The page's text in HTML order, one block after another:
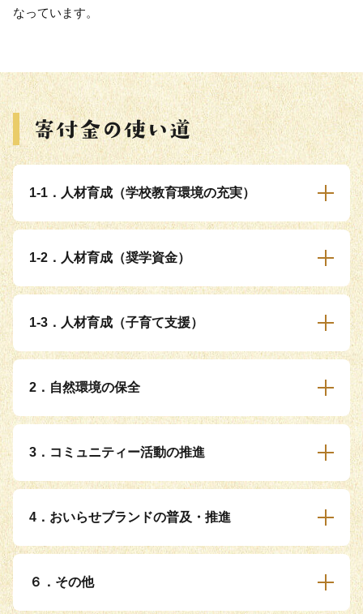
なっています。
1-1．人材育成（学校教育環境の充実）
1-2．人材育成（奨学資金）
1-3．人材育成（子育て支援）
2．自然環境の保全
3．コミュニティー活動の推進
4．おいらせブランドの普及・推進
６．その他